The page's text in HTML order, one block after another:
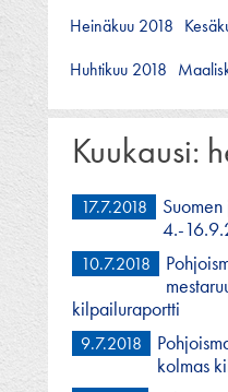
Heinäkuu 2018
Huhtikuu 2018
Kuukausi:
17.7.2018
4.-
10.7.2018
kilpailuraportti
9.7.2018
kolmas